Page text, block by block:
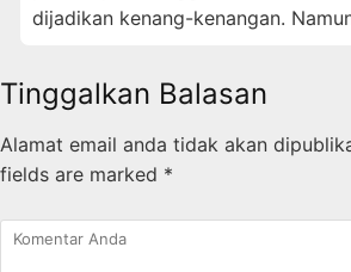
dijadikan kenang-kenangan.
Tinggalkan Balasan
Alamat email anda tidak akan
fields are marked *